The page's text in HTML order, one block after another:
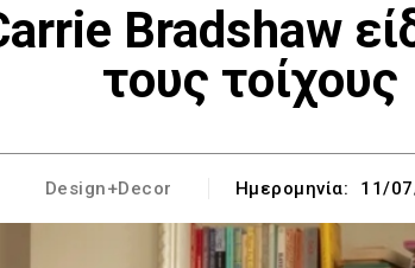
Bradshaw
τους τοίχους
Design+Decor Ημερομηνία: 11/